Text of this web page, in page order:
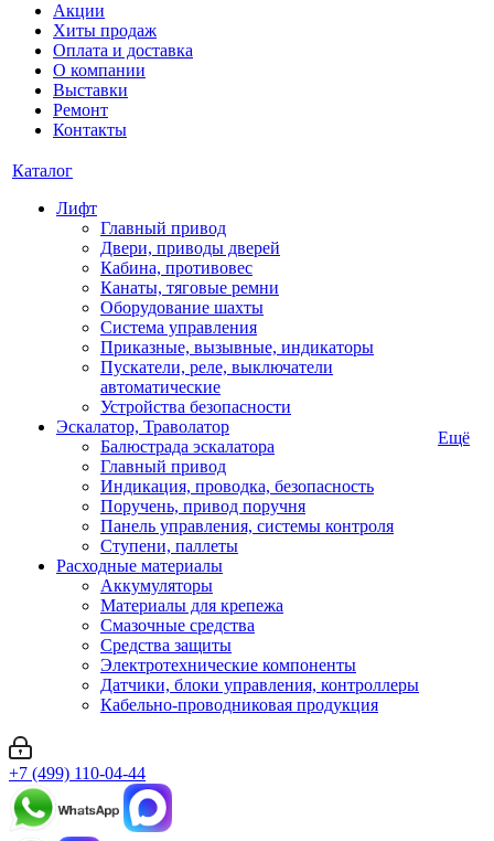
Акции
Хиты продаж
Оплата и доставка
О компании
Выставки
Ремонт
Контакты
Каталог
Лифт
Главный привод
Двери, приводы дверей
Кабина, противовес
Канаты, тяговые ремни
Оборудование шахты
Система управления
Приказные, вызывные, индикаторы
Пускатели, реле, выключатели
автоматические
Устройства безопасности
Эскалатор, Траволатор
Балюстрада эскалатора
Главный привод
Индикация, проводка, безопасность
Поручень, привод поручня
Панель управления, системы контроля
Ступени, паллеты
Расходные материалы
Аккумуляторы
Материалы для крепежа
Смазочные средства
Средства защиты
Электротехнические компоненты
Датчики, блоки управления, контроллеры
Кабельно-проводниковая продукция
Ещё
+7 (499) 110-04-44